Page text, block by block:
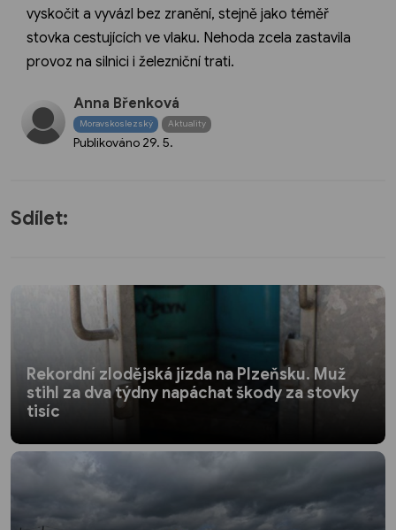
vyskočit a vyvázl bez zranění, stejně jako téměř
stovka cestujících ve vlaku. Nehoda zcela zastavila
provoz na silnici i železniční trati.
Anna Břenková
Moravskoslezský Aktuality
Publikováno 29. 5.
Sdílet:
Rekordní zlodějská jízda na Plzeňsku. Muž
stihl za dva týdny napáchat škody za stovky
tisíc